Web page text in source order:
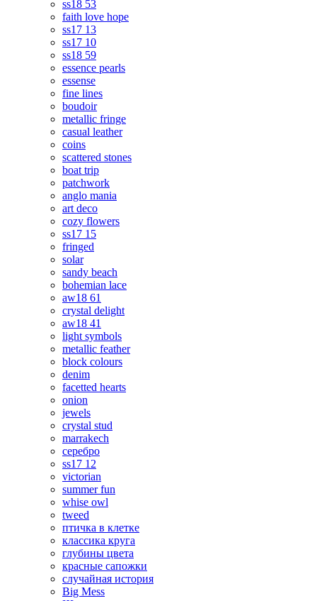
ss18 53
faith love hope
ss17 13
ss17 10
ss18 59
essence pearls
essense
fine lines
boudoir
metallic fringe
casual leather
coins
scattered stones
boat trip
patchwork
anglo mania
art deco
cozy flowers
ss17 15
fringed
solar
sandy beach
bohemian lace
aw18 61
crystal delight
aw18 41
light symbols
metallic feather
block colours
denim
facetted hearts
onion
jewels
crystal stud
marrakech
серебро
ss17 12
victorian
summer fun
whise owl
tweed
птичка в клетке
классика круга
глубины цвета
красные сапожки
случайная история
Big Mess